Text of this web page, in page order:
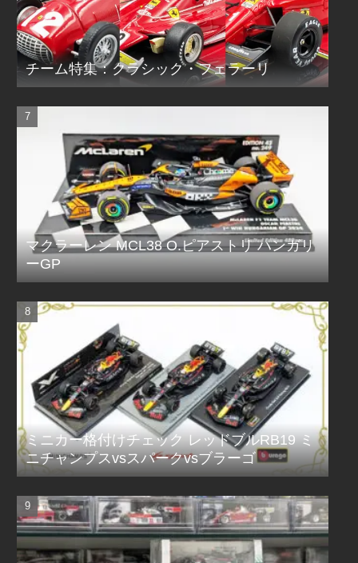
チーム特集：クラシック・フェラーリ
マクラーレン MCL38 O.ピアストリ ハンガリ
ーGP
ミニカー格付けチェック レッドブルRB19 ミ
ニチャンプスvsスパークvsブラーゴ